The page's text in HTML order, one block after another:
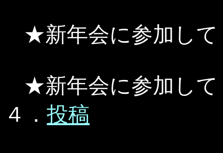
★新年会に参加
★新年会に参加
４． 投稿